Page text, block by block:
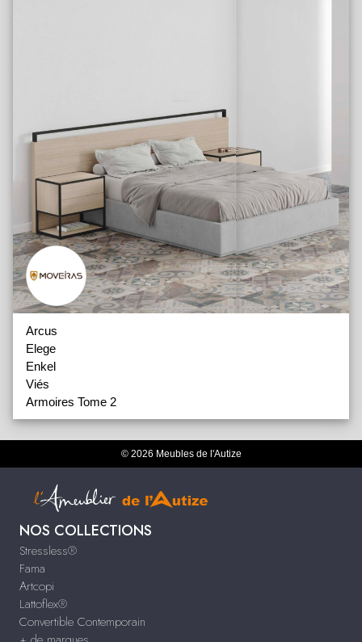
Arcus
Elege
Enkel
Viés
Armoires Tome 2
© 2026 Meubles de l'Autize
NOS COLLECTIONS
Stressless®
Fama
Artcopi
Lattoflex®
Convertible Contemporain